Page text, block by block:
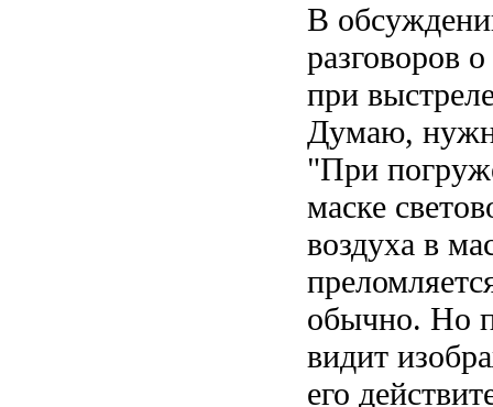
В
разговоров
при
Думаю,
"При
маске
воздуха в
обычно. Но
видит
его